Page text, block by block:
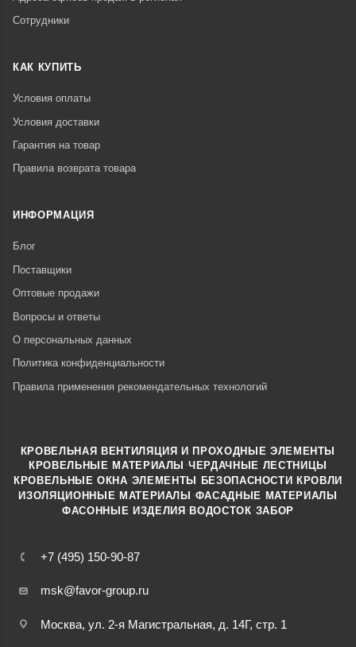
Сотрудники
КАК КУПИТЬ
Условия оплаты
Условия доставки
Гарантия на товар
Правила возврата товара
ИНФОРМАЦИЯ
Блог
Поставщики
Оптовые продажи
Вопросы и ответы
О персональных данных
Политика конфиденциальности
Правила применения рекомендательных технологий
+7 (495) 150-90-87
msk@favor-group.ru
Москва, ул. 2-я Магистральная, д. 14Г, стр. 1
КРОВЕЛЬНАЯ ВЕНТИЛЯЦИЯ И ПРОХОДНЫЕ ЭЛЕМЕНТЫ
КРОВЕЛЬНЫЕ МАТЕРИАЛЫ ·ЧЕРДАЧНЫЕ ЛЕСТНИЦЫ
КРОВЕЛЬНЫЕ ОКНА ·ЭЛЕМЕНТЫ БЕЗОПАСНОСТИ КРОВЛИ
ИЗОЛЯЦИОННЫЕ МАТЕРИАЛЫ ·ФАСАДНЫЕ МАТЕРИАЛЫ
ФАСОННЫЕ ИЗДЕЛИЯ ·ВОДОСТОК ·ЗАБОР